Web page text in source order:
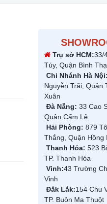
Trụ sở HCM:33/
Túy, Quận Bình
Chi Nhánh Hà Nội:
Nguyễn Trãi, Quận
Xuân
Đà Nẵng: 33 Cao
Quận Cẩm Lệ
Hải Phòng: 879
Thắng, Quận Hồng
Thanh Hóa: 523
TP. Thanh Hóa
Vinh:43 Trường
Vinh
Đắk Lắk:154 Chu
TP. Buôn Ma Thuột